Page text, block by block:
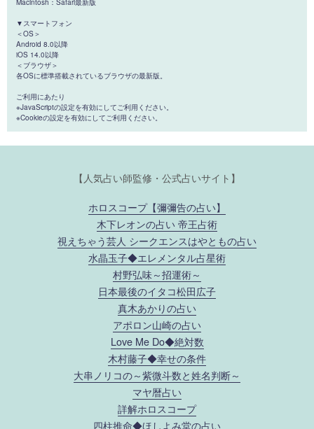
▼スマートフォン
＜OS＞
Android 8.0以降
iOS 14.0以降
＜ブラウザ＞
各OSに標準搭載されているブラウザの最新版。
ご利用にあたり
※JavaScriptの設定を有効にしてご利用ください。
※Cookieの設定を有効にしてご利用ください。
【人気占い師監修・公式占いサイト】
ホロスコープ【彌彌告の占い】
木下レオンの占い 帝王占術
視えちゃう芸人 シークエンスはやともの占い
水晶玉子◆エレメンタル占星術
村野弘味～招運術～
日本最後のイタコ松田広子
真木あかりの占い
アポロン山崎の占い
Love Me Do◆絶対数
木村藤子◆幸せの条件
大串ノリコの～紫微斗数と姓名判断～
マヤ暦占い
詳解ホロスコープ
四柱推命◆ほしよみ堂の占い